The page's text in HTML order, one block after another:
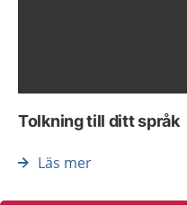
Tolkning till ditt språk
Läs mer